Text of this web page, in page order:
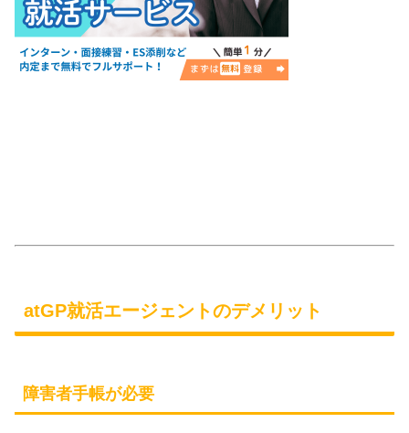
atGP就活エージェントのデメリット
障害者手帳が必要